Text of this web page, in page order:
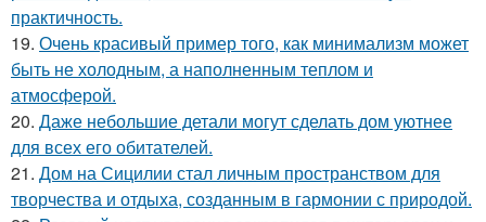
практичность.
19. Очень красивый пример того, как минимализм может
быть не холодным, а наполненным теплом и
атмосферой.
20. Даже небольшие детали могут сделать дом уютнее
для всех его обитателей.
21. Дом на Сицилии стал личным пространством для
творчества и отдыха, созданным в гармонии с природой.